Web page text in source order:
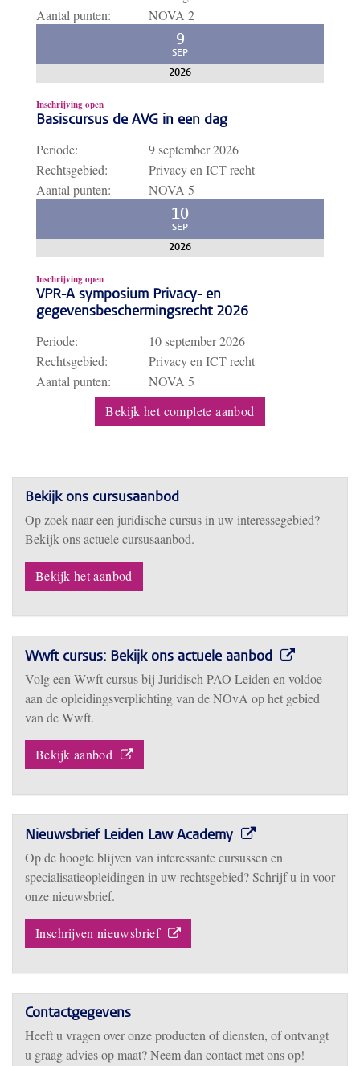
Aantal punten:
NOVA 2
9
SEP
2026
Inschrijving open
Basiscursus de AVG in een dag
Periode:
9 september 2026
Rechtsgebied:
Privacy en ICT recht
Aantal punten:
NOVA 5
10
SEP
2026
Inschrijving open
VPR-A symposium Privacy- en
gegevensbeschermingsrecht 2026
Periode:
10 september 2026
Rechtsgebied:
Privacy en ICT recht
Aantal punten:
NOVA 5
Bekijk het complete aanbod
Bekijk ons cursusaanbod
Op zoek naar een juridische cursus in uw interessegebied?
Bekijk ons actuele cursusaanbod.
Bekijk het aanbod
Wwft cursus: Bekijk ons actuele aanbod
Volg een Wwft cursus bij Juridisch PAO Leiden en voldoe
aan de opleidingsverplichting van de NOvA op het gebied
van de Wwft.
Bekijk aanbod
Nieuwsbrief Leiden Law Academy
Op de hoogte blijven van interessante cursussen en
specialisatieopleidingen in uw rechtsgebied? Schrijf u in voor
onze nieuwsbrief.
Inschrijven nieuwsbrief
Contactgegevens
Heeft u vragen over onze producten of diensten, of ontvangt
u graag advies op maat? Neem dan contact met ons op!